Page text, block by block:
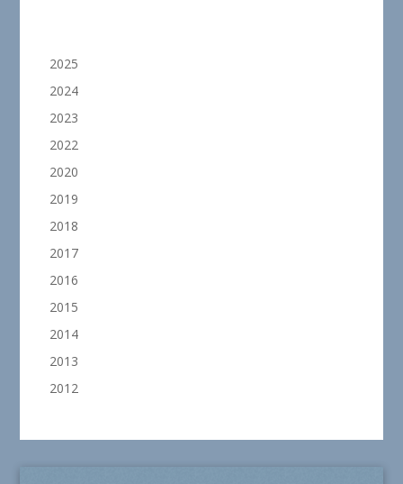
2025
2024
2023
2022
2020
2019
2018
2017
2016
2015
2014
2013
2012